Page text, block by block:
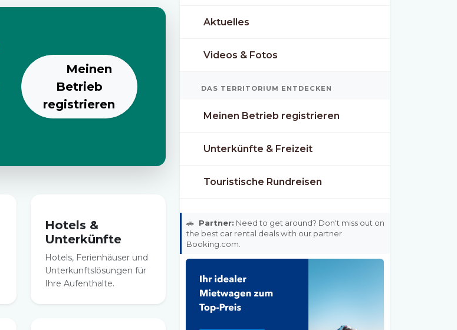
Meinen
Betrieb
registrieren
Hotels &
Unterkünfte
Hotels, Ferienhäuser und
Unterkunftslösungen für
Ihre Aufenthalte.
Aktuelles
Videos & Fotos
DAS TERRITORIUM ENTDECKEN
Meinen Betrieb registrieren
Unterkünfte & Freizeit
Touristische Rundreisen
🚗 Partner: Need to get around? Don't miss out on
the best car rental deals with our partner
Booking.com.